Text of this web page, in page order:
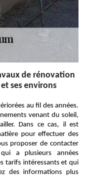
de rénovation
ses environs
au fil des années.
venant du soleil,
Dans ce cas, il est
pour effectuer des
proposer de contacter
a plusieurs années
tarifs intéressants et qui
des informations plus